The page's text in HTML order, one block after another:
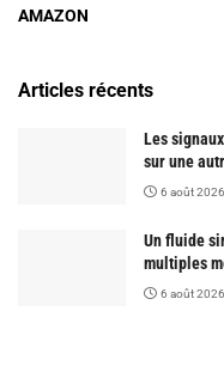
AMAZON
Articles récents
Les
sur une
6 août 2026
Un fluide
multiples
6 août 2026